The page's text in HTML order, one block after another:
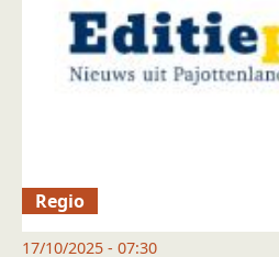
Regio
17/10/2025 - 07:30